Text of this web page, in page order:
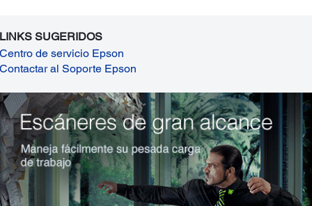
LINKS SUGERIDOS
Centro de servicio Epson
Contactar al Soporte Epson